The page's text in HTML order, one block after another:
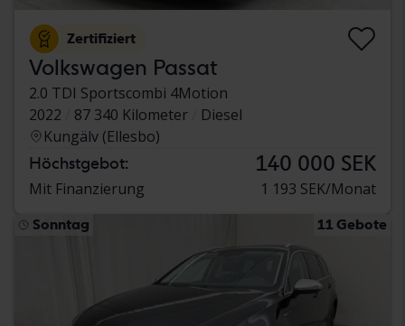
Zertifiziert
Volkswagen Passat
2.0 TDI Sportscombi 4Motion
2022
87 340 Kilometer
Diesel
Kungälv (Ellesbo)
Höchstgebot: 140 000 SEK
Mit Finanzierung 1 193 SEK/Monat
Sonntag 11 Gebote